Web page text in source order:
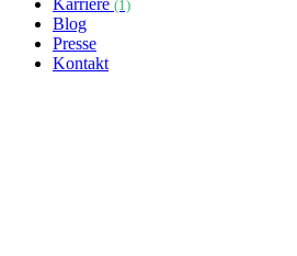
Karriere (1)
Blog
Presse
Kontakt